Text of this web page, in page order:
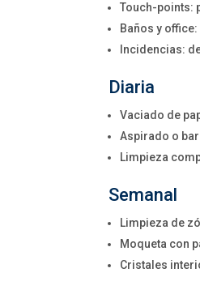
Touch-points:
Baños y
Incidencias:
Diaria
Vaciado de
Aspirado o
Limpieza
Semanal
Limpieza de
Moqueta con
Cristales